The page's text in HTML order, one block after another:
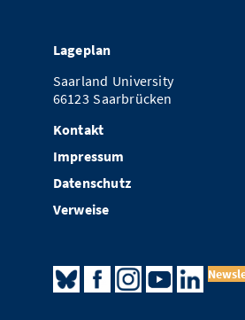
Lageplan
Saarland University
66123 Saarbrücken
Kontakt
Impressum
Datenschutz
Verweise